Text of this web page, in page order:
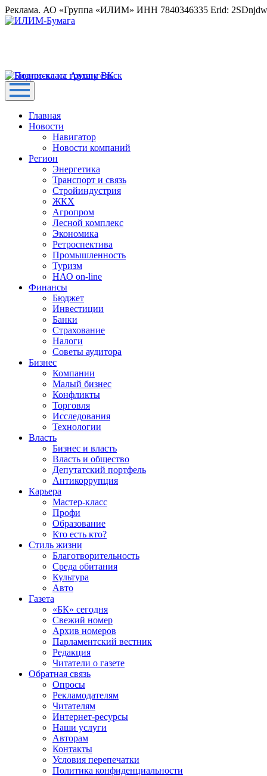
Реклама. АО «Группа «ИЛИМ» ИНН 7840346335 Erid:
Главная
Новости
Навигатор
Новости компаний
Регион
Энергетика
Транспорт и связь
Стройиндустрия
ЖКХ
Агропром
Лесной комплекс
Экономика
Ретроспектива
Промышленность
Туризм
НАО on-line
Финансы
Бюджет
Инвестиции
Банки
Страхование
Налоги
Советы аудитора
Бизнес
Компании
Малый бизнес
Конфликты
Торговля
Исследования
Технологии
Власть
Бизнес и власть
Власть и общество
Депутатский портфель
Антикоррупция
Карьера
Мастер-класс
Профи
Образование
Кто есть кто?
Стиль жизни
Благотворительность
Среда обитания
Культура
Авто
Газета
«БК» сегодня
Свежий номер
Архив номеров
Парламентский вестник
Редакция
Читатели о газете
Обратная связь
Опросы
Рекламодателям
Читателям
Интернет-ресурсы
Наши услуги
Авторам
Контакты
Условия перепечатки
Политика конфиденциальности